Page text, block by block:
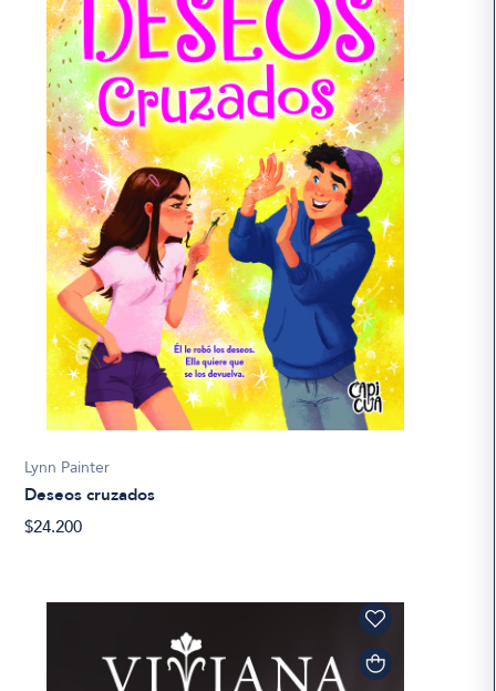
Lynn Painter
Deseos cruzados
$24.200